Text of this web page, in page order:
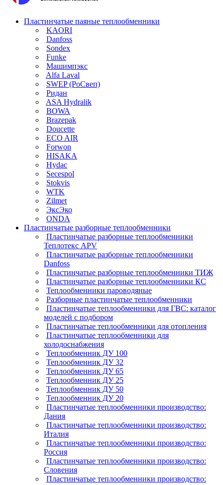
Пластинчатые паяные теплообменники
KAORI
Danfoss
Sondex
Funke
Машимпэкс
Alfa Laval
SWEP (РоСвеп)
Ридан
ASA Hydralik
BOWA
Brazepak
Doucette
ECO AIR
Forwon
HISAKA
Hydac
Secespol
Stokvis
WTK
Zilmet
ЭксЭко
ONDA
Пластинчатые разборные теплообменники
Пластинчатые разборные теплообменники
Теплотекс APV
Пластинчатые разборные теплообменники
Danfoss
Пластинчатые разборные теплообменники ТИЖ
Пластинчатые разборные теплообменники КC
Теплообменники пароводяные
Разборные пластинчатые теплообменники
Пластинчатые теплообменники для ГВС: каталог
моделей с подбором
Пластинчатые теплообменники для отопления
Пластинчатые теплообменники для
холодоснабжения
Теплообменник ДУ 100
Теплообменник ДУ 32
Теплообменник ДУ 65
Теплообменник ДУ 25
Теплообменник ДУ 50
Теплообменник ДУ 20
Пластинчатые теплообменники производство:
Дания
Пластинчатые теплообменники производство:
Италия
Пластинчатые теплообменники производство:
Россия
Пластинчатые теплообменники производство:
Словения
Пластинчатые теплообменники производство: